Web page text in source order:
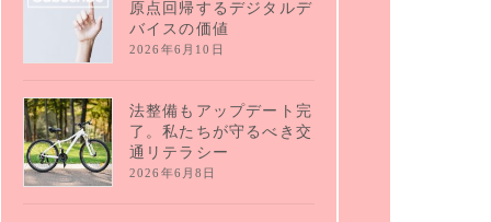
原点回帰するデジタルデ
バイスの価値
2026年6月10日
法整備もアップデート完
了。私たちが守るべき交
通リテラシー
2026年6月8日